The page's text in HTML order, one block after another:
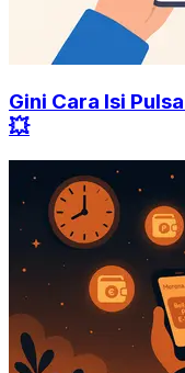
Gini Cara Isi
💥